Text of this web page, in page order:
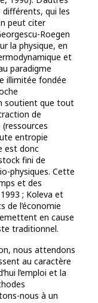
qui les
peut citer
Roegen
la physique, en
et
paradigme
illimitée fondée
soutient que tout
de
entropie
est donc
fini de
physiques. Cette
et des
; Koleva et
de l’économie
en cause
traditionnel.
nous attendons
au caractère
l’emploi et la
nous à un